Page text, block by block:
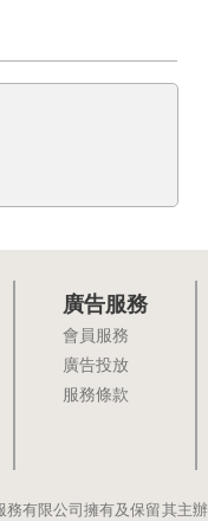
廣告服務
會員服務
廣告投放
服務條款
有限公司擁有及保留其主